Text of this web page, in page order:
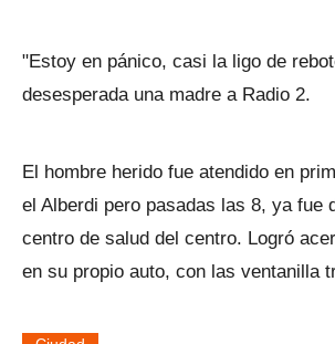
"Estoy en pánico, casi la ligo de
desesperada una madre a Radio 2.
El hombre herido fue atendido en
el Alberdi pero pasadas las 8, ya fue
centro de salud del centro. Logró
en su propio auto, con las ventanilla